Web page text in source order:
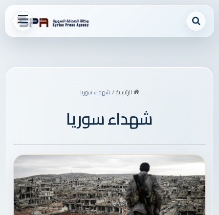
القائمة بحث عن
الرئيسية/شهداء سوريا
شهداء سوريا